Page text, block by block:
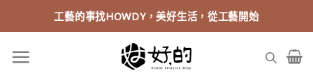
to
content
工藝的事找HOWDY，美好生活，從工藝開始